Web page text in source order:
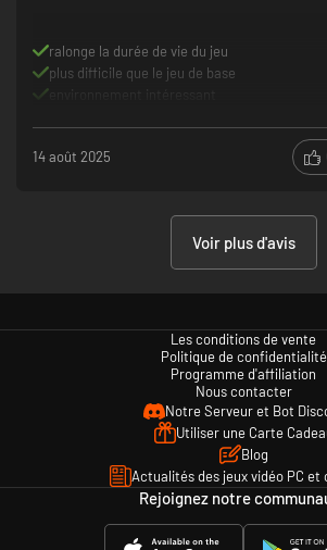
ralonge la durée de vie du jeu
plus difficile que le jeu de base
14 août 2025
Voir plus d'avis
Les conditions de vente
Politique de confidentialité
Programme d'affiliation
Nous contacter
Notre Serveur et Bot
Utiliser une Carte
Blog
Actualités des jeux vidéo PC et
Rejoignez notre